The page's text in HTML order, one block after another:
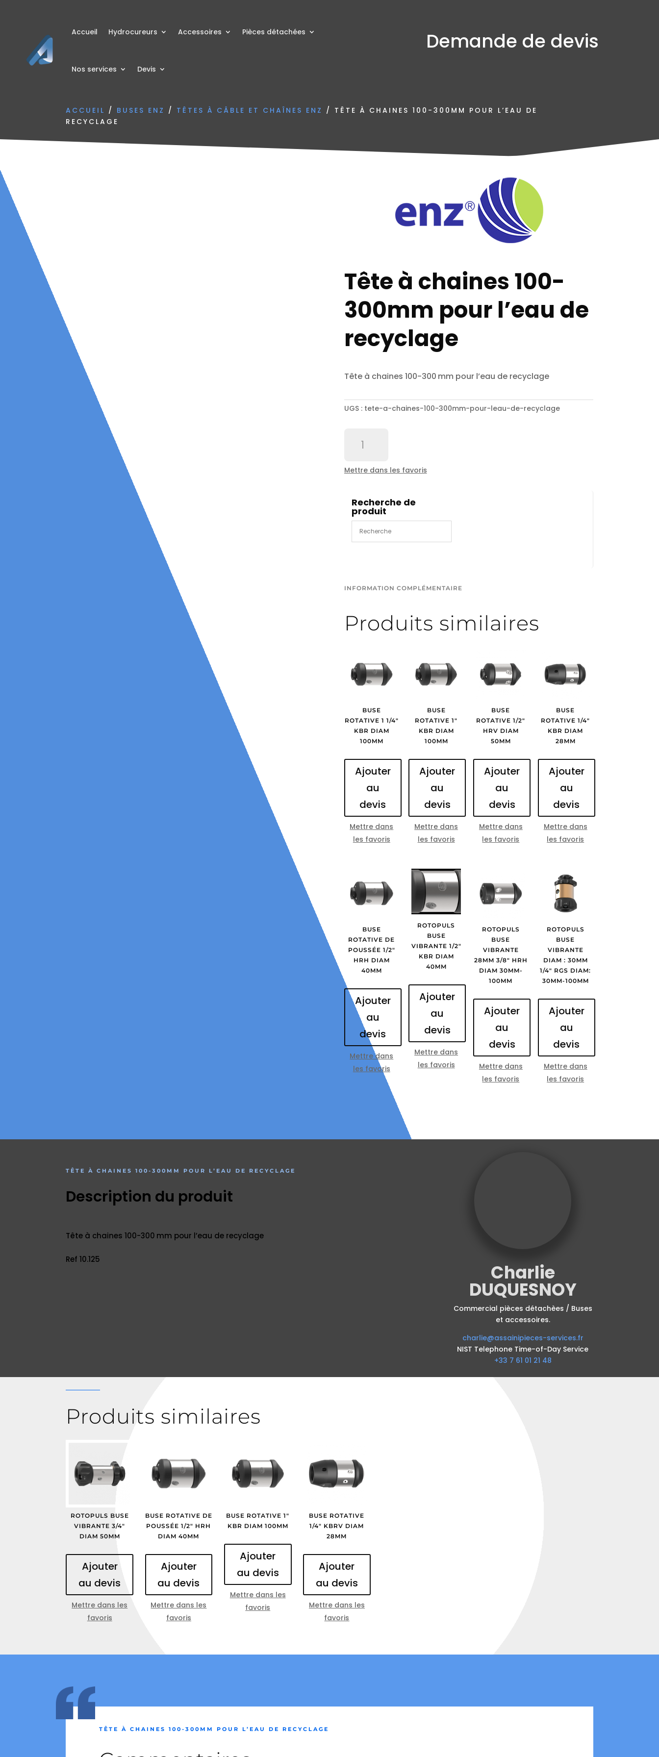
Accueil Hydrocureurs Accessoires Pièces détachées
Nos services Devis
Demande de devis
ACCUEIL / BUSES ENZ / TÊTES À CÂBLE ET CHAÎNES ENZ / TÊTE À CHAINES 100-300MM POUR L’EAU DE
RECYCLAGE
Tête à chaines 100-
300mm pour l’eau de
recyclage
Tête à chaines 100-300 mm pour l’eau de recyclage
UGS : tete-a-chaines-100-300mm-pour-leau-de-recyclage
à
300mm
pour
l'eau
Mettre dans les favoris
Recherche de
produit
INFORMATION COMPLÉMENTAIRE
Produits similaires
BUSE
ROTATIVE 1 1/4″
KBR DIAM
100MM
Ajouter
au
devis
Mettre dans
les favoris
BUSE
ROTATIVE 1″
KBR DIAM
100MM
Ajouter
au
devis
Mettre dans
les favoris
BUSE
ROTATIVE 1/2″
HRV DIAM
50MM
Ajouter
au
devis
Mettre dans
les favoris
BUSE
ROTATIVE 1/4″
KBR DIAM
28MM
Ajouter
au
devis
Mettre dans
les favoris
BUSE
ROTATIVE DE
POUSSÉE 1/2″
HRH DIAM
40MM
Ajouter
au
devis
Mettre dans
les favoris
ROTOPULS
BUSE
VIBRANTE 1/2″
KBR DIAM
40MM
Ajouter
au
devis
Mettre dans
les favoris
ROTOPULS
BUSE
VIBRANTE
28MM 3/8″ HRH
DIAM 30MM-
100MM
Ajouter
au
devis
Mettre dans
les favoris
ROTOPULS
BUSE
VIBRANTE
DIAM : 30MM
1/4″ RGS DIAM:
30MM-100MM
Ajouter
au
devis
Mettre dans
les favoris
TÊTE À CHAINES 100-300MM POUR L’EAU DE RECYCLAGE
Description du produit
Tête à chaines 100-300 mm pour l’eau de recyclage
Ref 10.125
Charlie
DUQUESNOY
Commercial pièces détachèes / Buses
et accessoires.
charlie@assainipieces-services.fr
NIST Telephone Time-of-Day Service
+33 7 61 01 21 48
Produits similaires
ROTOPULS BUSE
VIBRANTE 3/4″
DIAM 50MM
Ajouter
au devis
Mettre dans les
favoris
BUSE ROTATIVE DE
POUSSÉE 1/2″ HRH
DIAM 40MM
Ajouter
au devis
Mettre dans les
favoris
BUSE ROTATIVE 1″
KBR DIAM 100MM
Ajouter
au devis
Mettre dans les
favoris
BUSE ROTATIVE
1/4″ KBRV DIAM
28MM
Ajouter
au devis
Mettre dans les
favoris
TÊTE À CHAINES 100-300MM POUR L’EAU DE RECYCLAGE